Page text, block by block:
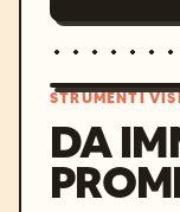
STRUMENTI
DA